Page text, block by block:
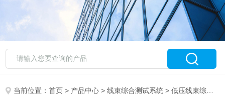
当前位置：首页 > 产品中心 >线束综合测试系统 >低压线束综合测试系统